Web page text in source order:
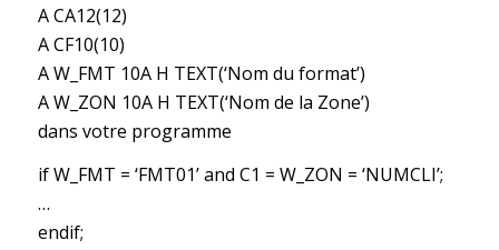
A CA12(12)
A CF10(10)
A W_FMT 10A H TEXT(‘Nom du format’)
A W_ZON 10A H TEXT(‘Nom de la Zone’)
dans votre programme
if W_FMT = ‘FMT01’ and C1 = W_ZON = ‘NUMCLI’;
…
endif;